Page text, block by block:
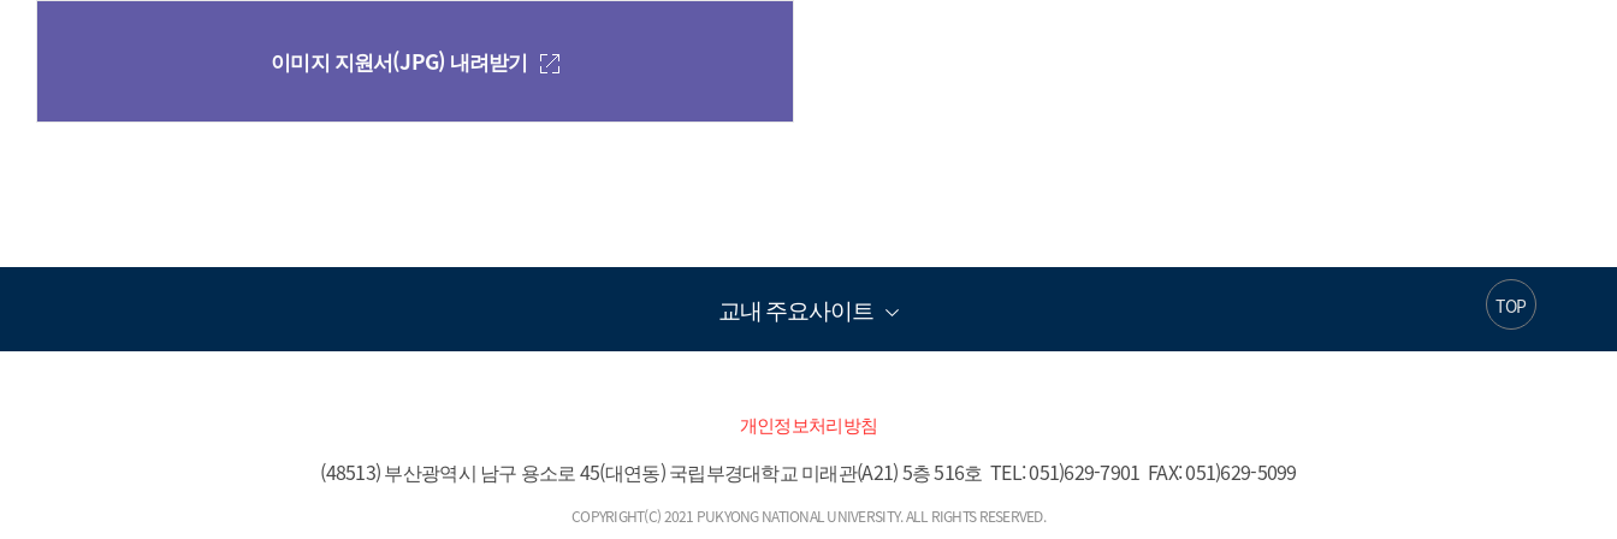
이미지 지원서(JPG) 내려받기
TOP
교내 주요사이트
개인정보처리방침
(48513) 부산광역시 남구 용소로 45(대연동) 국립부경대학교 미래관(A21) 5층 516호  TEL: 051)629-7901  FAX: 051)629-5099
COPYRIGHT(C) 2021 PUKYONG NATIONAL UNIVERSITY. ALL RIGHTS RESERVED.